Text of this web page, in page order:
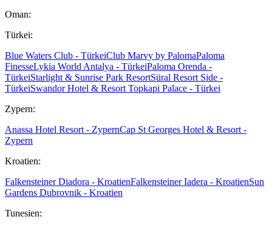
Oman:
Türkei:
Blue Waters Club - TürkeiClub Marvy by PalomaPaloma
FinesseLykia World Antalya - TürkeiPaloma Orenda -
TürkeiStarlight & Sunrise Park ResortSüral Resort Side -
TürkeiSwandor Hotel & Resort Topkapi Palace - Türkei
Zypern:
Anassa Hotel Resort - ZypernCap St Georges Hotel & Resort -
Zypern
Kroatien:
Falkensteiner Diadora - KroatienFalkensteiner Iadera - KroatienSun
Gardens Dubrovnik - Kroatien
Tunesien: